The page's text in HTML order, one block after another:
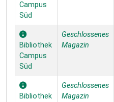
Campus
Süd
Bibliothek
Campus
Süd
Geschlossenes
Magazin
Bibliothek
Geschlossenes
Magazin